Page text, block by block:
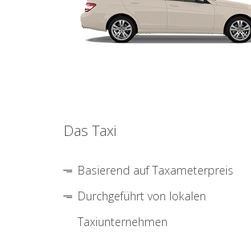
Das Taxi
Basierend auf Taxameterpreis
Durchgeführt von lokalen
Taxiunternehmen